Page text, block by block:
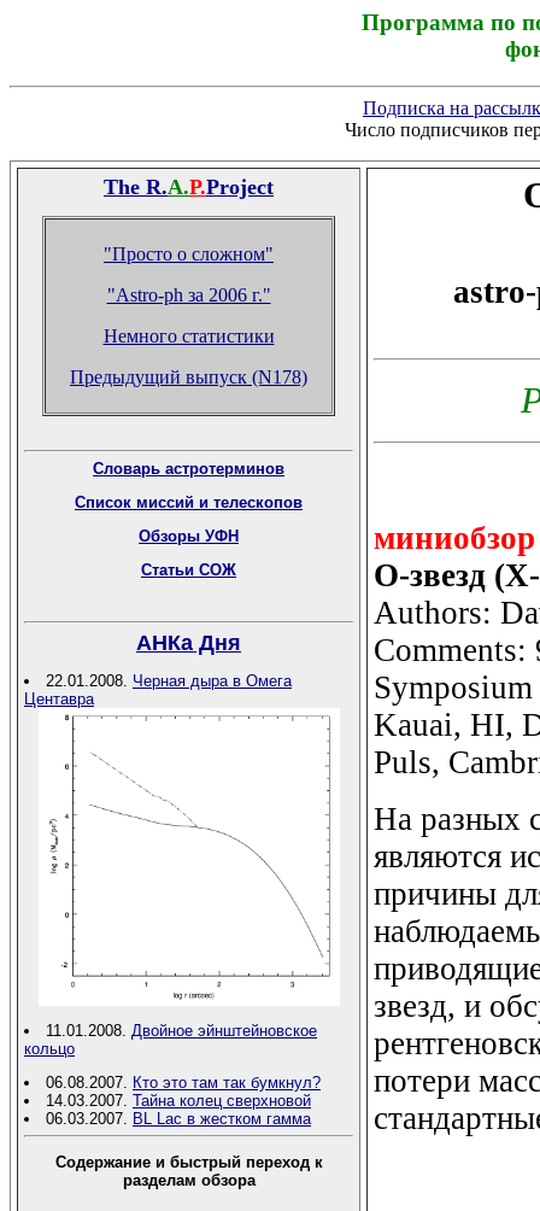
Программа по
Подписка на
Число подписчиков
The R.A.P.Project
"Просто о сложном"
"Astro-ph за 2006 г."
Немного статистики
Предыдущий выпуск (N178)
Словарь астротерминов
Список миссий и телескопов
Обзоры УФН
Статьи СОЖ
АНКа Дня
22.01.2008. Черная дыра в Омега
Центавра
11.01.2008. Двойное эйнштейновское
кольцо
06.08.2007.
Кто это там так бумкнул?
14.03.2007. Тайна колец сверхновой
06.03.2007.
BL Lac в жестком гамма
Содержание и быстрый переход к
разделам обзора
миниобзор
О-звезд
Authors:
Comments:
Kauai, HI,
Puls,
На разных
являются
причины
звезд, и
потери